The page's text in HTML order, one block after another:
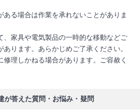
ある場合は作業を承れないことがありま
、家具や電気製品の一時的な移動などご
ります。あらかじめご了承ください。
修理しかねる場合があります。ご容赦く
が答えた質問・お悩み・疑問